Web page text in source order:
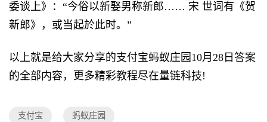
委谈上》：“今俗以新娶男称新郎…… 宋 世词有《贺
新郎》，或当起於此时。”
以上就是给大家分享的支付宝蚂蚁庄园10月28日答案
的全部内容，更多精彩教程尽在量链科技!
支付宝 蚂蚁庄园